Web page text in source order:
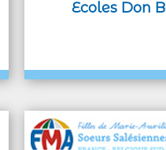
Ecoles Don